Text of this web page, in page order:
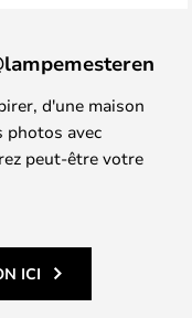
d'une maison
photos avec
peut-être votre
ICI